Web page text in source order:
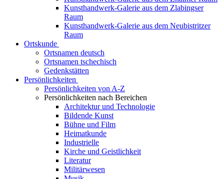
Kunsthandwerk-Galerie aus dem Zlabingser
Raum
Kunsthandwerk-Galerie aus dem Neubistritzer
Raum
Ortskunde
Ortsnamen deutsch
Ortsnamen tschechisch
Gedenkstätten
Persönlichkeiten
Persönlichkeiten von A-Z
Persönlichkeiten nach Bereichen
Architektur und Technologie
Bildende Kunst
Bühne und Film
Heimatkunde
Industrielle
Kirche und Geistlichkeit
Literatur
Militärwesen